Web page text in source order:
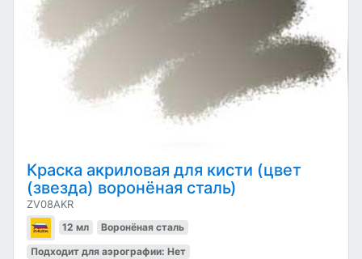
Краска акриловая для кисти (цвет
(звезда) воронёная сталь)
ZV08AKR
12 мл Воронёная сталь
Подходит для аэрографии: Нет